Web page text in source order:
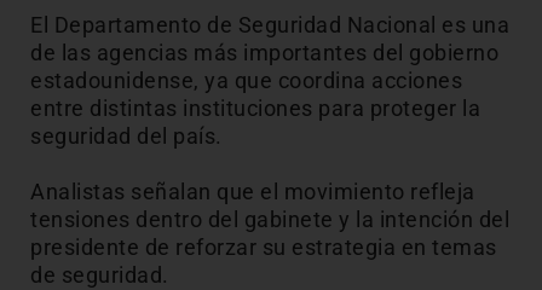
El Departamento de Seguridad Nacional es una
de las agencias más importantes del gobierno
estadounidense, ya que coordina acciones
entre distintas instituciones para proteger la
seguridad del país.
Analistas señalan que el movimiento refleja
tensiones dentro del gabinete y la intención del
presidente de reforzar su estrategia en temas
de seguridad.